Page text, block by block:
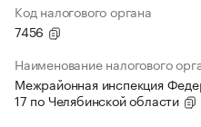
Код налогового органа
7456
Наименование налогового
Межрайонная инспекция
17 по Челябинской области